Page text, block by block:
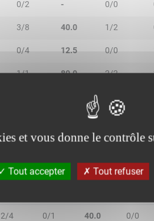
0/2 - 0/0
3/8 40.0 1/2
0/4 12.5 0/0
1/1 80.0 2/2
2/4 0/1 40.0 0/0
et vous donne le contrôle
Tout accepter Tout refuser